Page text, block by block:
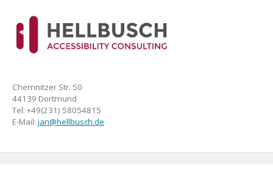
Chemnitzer Str. 50
44139 Dortmund
Tel: +49(231) 58054815
E-Mail: jan@hellbusch.de